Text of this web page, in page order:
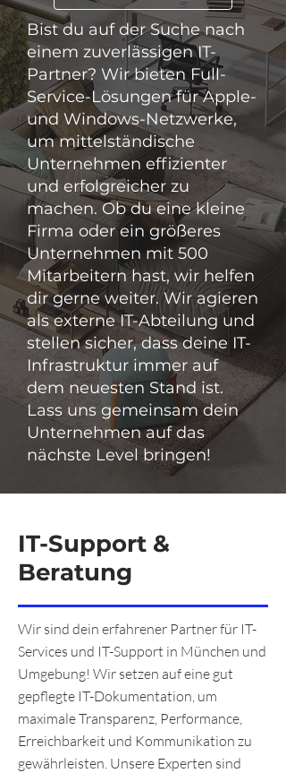
Bist du auf der Suche nach
einem zuverlässigen IT-
Partner? Wir bieten Full-
Service-Lösungen für Apple-
und Windows-Netzwerke,
um mittelständische
Unternehmen effizienter
und erfolgreicher zu
machen. Ob du eine kleine
Firma oder ein größeres
Unternehmen mit 500
Mitarbeitern hast, wir helfen
dir gerne weiter. Wir agieren
als externe IT-Abteilung und
stellen sicher, dass deine IT-
Infrastruktur immer auf
dem neuesten Stand ist.
Lass uns gemeinsam dein
Unternehmen auf das
nächste Level bringen!
IT-Support &
Beratung
Wir sind dein erfahrener Partner für IT-
Services und IT-Support in München und
Umgebung! Wir setzen auf eine gut
gepflegte IT-Dokumentation, um
maximale Transparenz, Performance,
Erreichbarkeit und Kommunikation zu
gewährleisten. Unsere Experten sind